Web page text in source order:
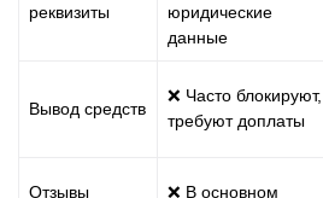
реквизиты
юридические
данные
Вывод средств
❌ Часто блокируют,
требуют доплаты
Отзывы
❌ В основном